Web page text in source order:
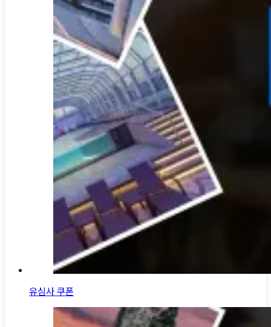
유심사 쿠폰